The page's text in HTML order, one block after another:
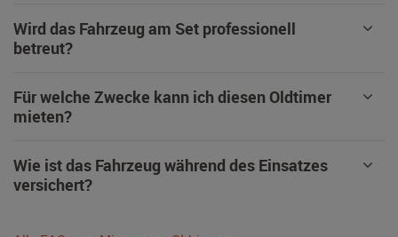
Wird das Fahrzeug am Set professionell
betreut?
Für welche Zwecke kann ich diesen Oldtimer
mieten?
Wie ist das Fahrzeug während des Einsatzes
versichert?